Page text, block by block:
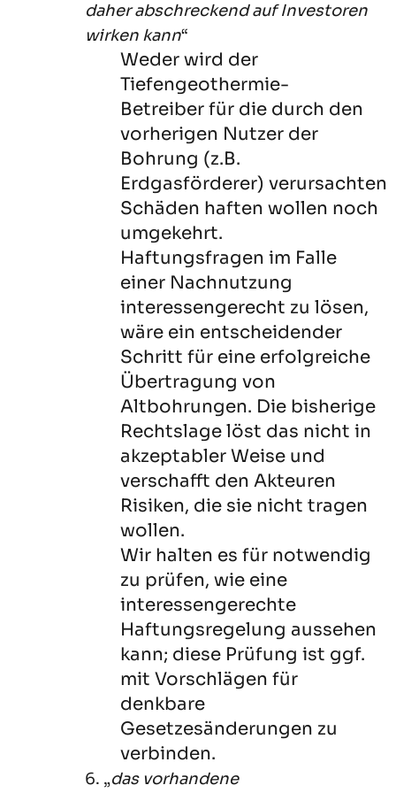
daher abschreckend auf Investoren
wirken kann“
Weder wird der
Tiefengeothermie-
Betreiber für die durch den
vorherigen Nutzer der
Bohrung (z.B.
Erdgasförderer) verursachten
Schäden haften wollen noch
umgekehrt.
Haftungsfragen im Falle
einer Nachnutzung
interessengerecht zu lösen,
wäre ein entscheidender
Schritt für eine erfolgreiche
Übertragung von
Altbohrungen. Die bisherige
Rechtslage löst das nicht in
akzeptabler Weise und
verschafft den Akteuren
Risiken, die sie nicht tragen
wollen.
Wir halten es für notwendig
zu prüfen, wie eine
interessengerechte
Haftungsregelung aussehen
kann; diese Prüfung ist ggf.
mit Vorschlägen für
denkbare
Gesetzesänderungen zu
verbinden.
6. „das vorhandene